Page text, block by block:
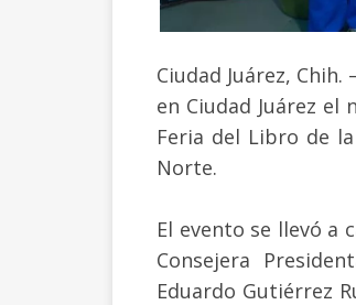
Ciudad Juárez,
en Ciudad Juárez el
Feria del Libro de
Norte.
El evento se llevó a
Consejera
Eduardo Gutiérrez